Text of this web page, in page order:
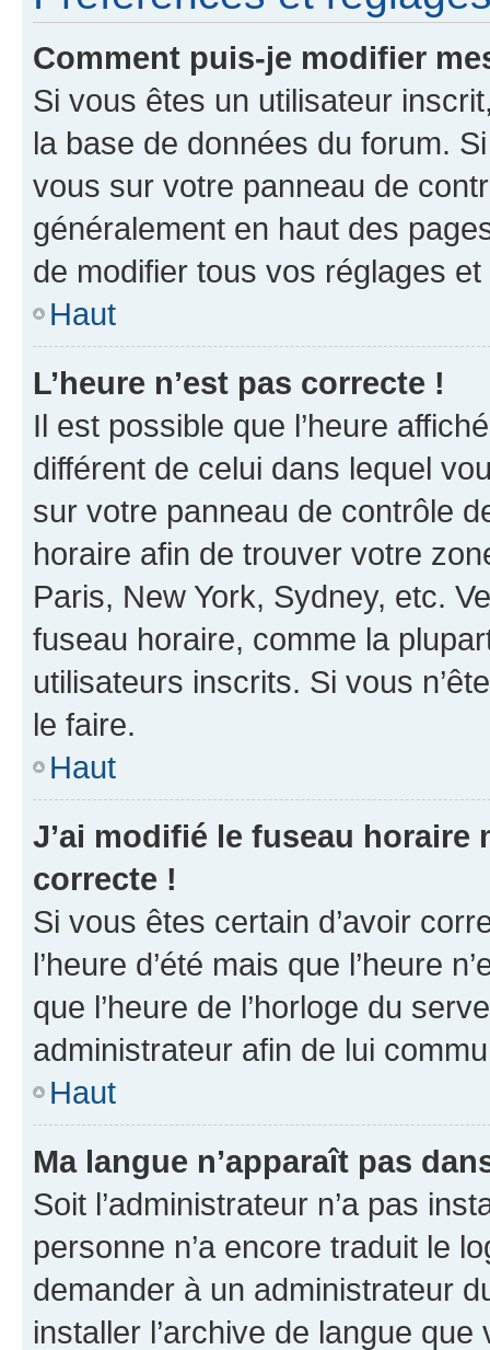
Comment puis-je modifier
Si vous êtes un utilisateur
la base de données du forum.
vous sur votre panneau de
généralement en haut des
de modifier tous vos réglages
Haut
L’heure n’est pas correcte !
Il est possible que l’heure
différent de celui dans lequel
sur votre panneau de contrôle
horaire afin de trouver votre
Paris, New York, Sydney, etc.
fuseau horaire, comme la
utilisateurs inscrits. Si vous
le faire.
Haut
J’ai modifié le fuseau horaire
correcte !
Si vous êtes certain d’avoir
l’heure d’été mais que l’heure
que l’heure de l’horloge du
administrateur afin de lui
Haut
Ma langue n’apparaît pas
Soit l’administrateur n’a pas
personne n’a encore traduit le
demander à un administrateur
installer l’archive de langue